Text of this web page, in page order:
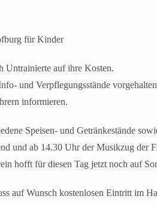
für Kinder
Untrainierte auf ihre Kosten.
und Verpflegungsstände
informieren.
Speisen- und Getränkestände
und ab 14.30 Uhr der Musikzug
hofft für diesen Tag jetzt noch auf
auf Wunsch kostenlosen Eintritt im